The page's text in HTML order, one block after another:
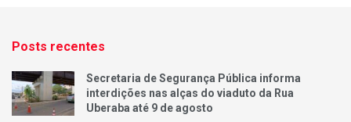
Posts recentes
Secretaria de Segurança Pública informa
interdições nas alças do viaduto da Rua
Uberaba até 9 de agosto